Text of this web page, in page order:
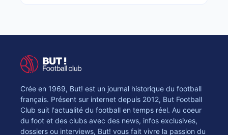
Crée en 1969, But! est un journal historique du football
français. Présent sur internet depuis 2012, But Football
Club suit l'actualité du football en temps réel. Au coeur
du foot et des clubs avec des news, infos exclusives,
dossiers ou interviews, But! vous fait vivre la passion du